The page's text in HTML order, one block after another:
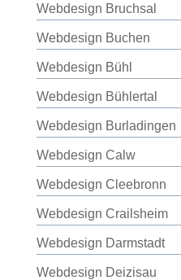
Webdesign Bruchsal
Webdesign Buchen
Webdesign Bühl
Webdesign Bühlertal
Webdesign Burladingen
Webdesign Calw
Webdesign Cleebronn
Webdesign Crailsheim
Webdesign Darmstadt
Webdesign Deizisau